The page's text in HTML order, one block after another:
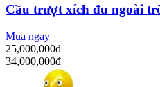
Cầu trượt xích đu ngoài
Mua ngay
25,000,000đ
34,000,000đ